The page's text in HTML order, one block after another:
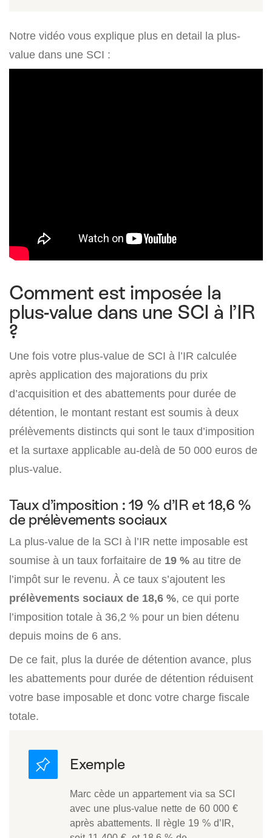
Notre vidéo vous explique plus en detail la plus-
value dans une SCI :
Comment est imposée la
plus-value dans une SCI à l’IR
?
Une fois votre plus-value de SCI à l’IR calculée
après application des majorations du prix
d’acquisition et des abattements pour durée de
détention, le montant restant est soumis à deux
prélèvements distincts qui sont le taux d’imposition
et la surtaxe applicable au-delà de 50 000 euros de
plus-value.
Taux d’imposition : 19 % d’IR et 18,6 %
de prélèvements sociaux
La plus-value de la SCI à l’IR nette imposable est
soumise à un taux forfaitaire de 19 % au titre de
l’impôt sur le revenu. À ce taux s’ajoutent les
prélèvements sociaux de 18,6 %, ce qui porte
l’imposition totale à 36,2 % pour un bien détenu
depuis moins de 6 ans.
De ce fait, plus la durée de détention avance, plus
les abattements pour durée de détention réduisent
votre base imposable et donc votre charge fiscale
totale.
Marc cède un appartement via sa SCI
avec une plus-value nette de 60 000 €
après abattements. Il règle 19 % d’IR,